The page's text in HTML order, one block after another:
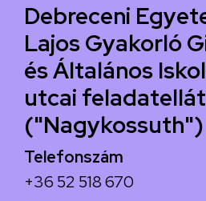
Debreceni
Lajos Gyakorló
és Általános
utcai
("Nagykossuth")
Telefonszám
+36 52 518 670